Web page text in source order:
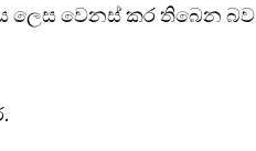
ලෙස වෙනස් කර තිබෙන බව